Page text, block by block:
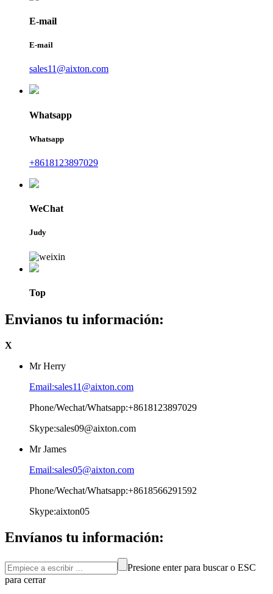
E-mail
E-mail
sales11@aixton.com
Whatsapp
Whatsapp
+8618123897029
WeChat
Judy
Top
Envianos tu información:
X
Mr Herry
Email:sales11@aixton.com
Phone/Wechat/Whatsapp:+8618123897029
Skype:sales09@aixton.com
Mr James
Email:sales05@aixton.com
Phone/Wechat/Whatsapp:+8618566291592
Skype:aixton05
Envíanos tu información:
Presione enter para buscar o ESC
para cerrar